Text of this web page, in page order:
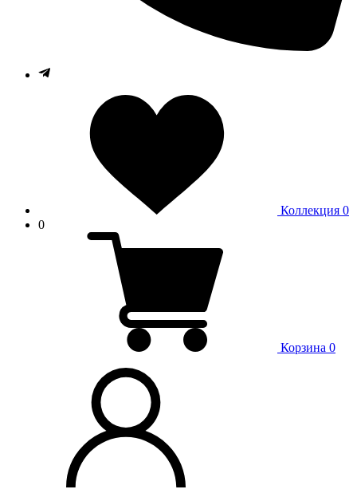
Коллекция 0
0
Корзина 0